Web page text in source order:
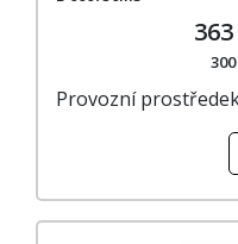
Provozní